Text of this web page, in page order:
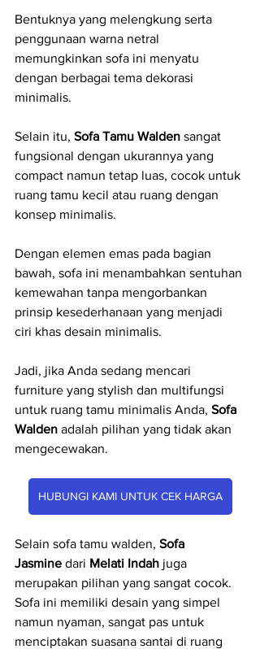
Bentuknya yang melengkung serta
penggunaan warna netral
memungkinkan sofa ini menyatu
dengan berbagai tema dekorasi
minimalis.
Selain itu, Sofa Tamu Walden sangat
fungsional dengan ukurannya yang
compact namun tetap luas, cocok untuk
ruang tamu kecil atau ruang dengan
konsep minimalis.
Dengan elemen emas pada bagian
bawah, sofa ini menambahkan sentuhan
kemewahan tanpa mengorbankan
prinsip kesederhanaan yang menjadi
ciri khas desain minimalis.
Jadi, jika Anda sedang mencari
furniture yang stylish dan multifungsi
untuk ruang tamu minimalis Anda, Sofa
Walden adalah pilihan yang tidak akan
mengecewakan.
HUBUNGI KAMI UNTUK CEK HARGA
Selain sofa tamu walden, Sofa
Jasmine dari Melati Indah juga
merupakan pilihan yang sangat cocok.
Sofa ini memiliki desain yang simpel
namun nyaman, sangat pas untuk
menciptakan suasana santai di ruang